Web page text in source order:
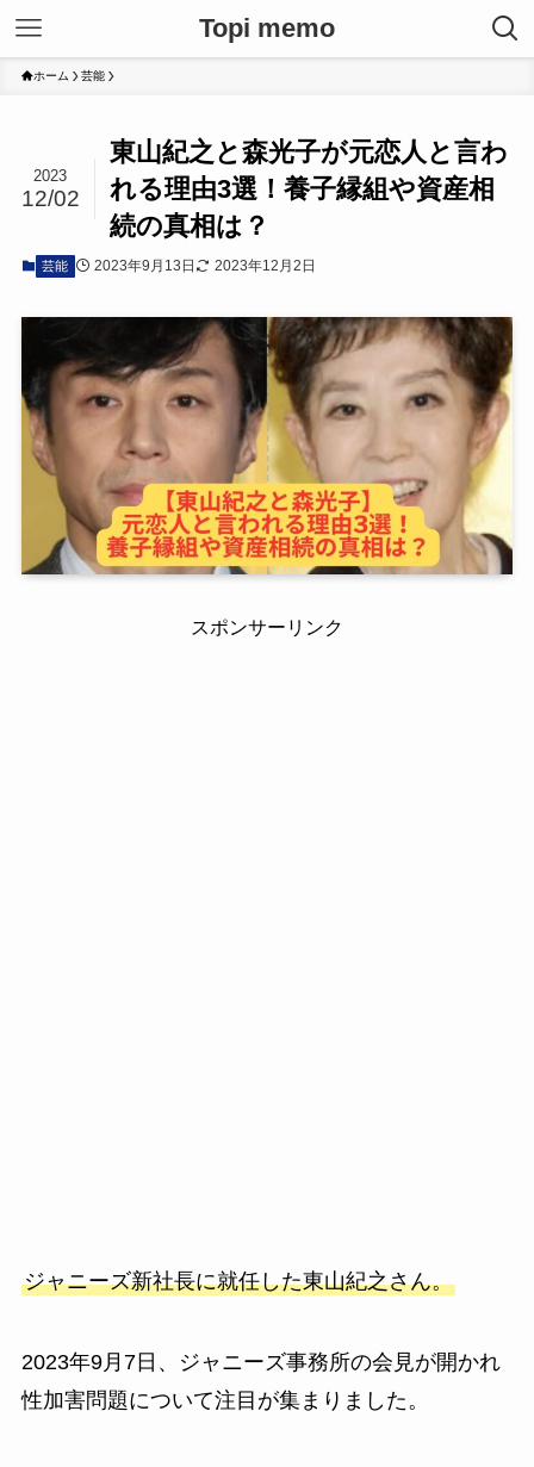
Topi memo
ホーム 芸能
東山紀之と森光子が元恋人と言わ
れる理由3選！養子縁組や資産相
続の真相は？
2023
12/02
芸能 2023年9月13日 2023年12月2日
スポンサーリンク
ジャニーズ新社長に就任した東山紀之さん。
2023年9月7日、ジャニーズ事務所の会見が開かれ
性加害問題について注目が集まりました。